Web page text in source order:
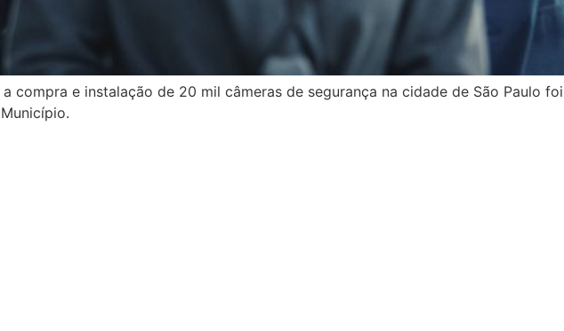
compra e instalação de 20 mil câmeras de segurança na cidade de São Paulo